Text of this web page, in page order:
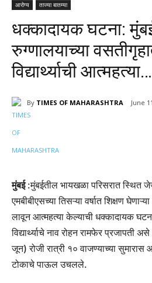
आरोग्य ताज्या बातम्या
धक्कादायक घटना:
रुग्णालयाच्या
विद्यार्थ्याची आत्महत्या…
By TIMES OF MAHARASHTRA June
मुंबई:मुंबईतील भायखळा परिसरात स्थित
एमबीबीएसच्या तिसऱ्या वर्षात शिक्षण
लावून आत्महत्या केल्याची धक्कादायक
विद्यार्थ्याचे नाव रोहन रामफेर प्रजापती
जून) रोजी रात्री १० वाजण्याच्या
टोकाचे पाऊल उचलले.